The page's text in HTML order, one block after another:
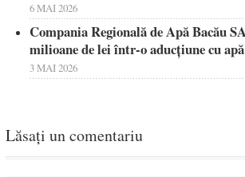
6 MAI 2026
Compania Regională de Apă Bacău
milioane de lei într-o aducţiune cu apă
3 MAI 2026
Lăsați un comentariu